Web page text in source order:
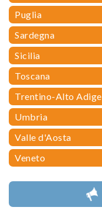
Puglia
Sardegna
Sicilia
Toscana
Trentino-Alto Adige
Umbria
Valle d'Aosta
Veneto